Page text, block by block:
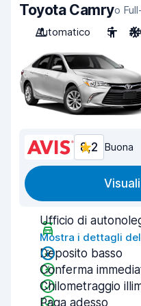
Toyota Camryo
Automatico
5
8,2 Buona
Ufficio di
Mostra i dettagli
Deposito basso
Conferma
Chilometraggio
Paga adesso